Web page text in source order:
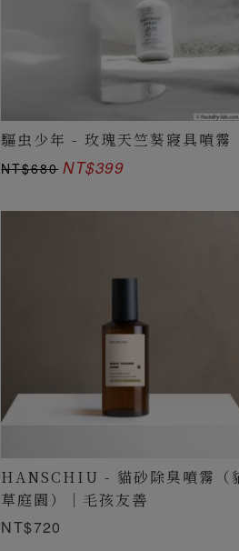
驅虫少年 - 玫瑰天竺葵寢具噴霧
NT$680 NT$399
HANSCHIU - 貓砂除臭噴霧（
草庭園）｜毛孩友善
NT$720